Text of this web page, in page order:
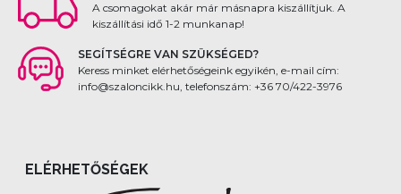
A csomagokat akár már másnapra kiszállítjuk. A
kiszállítási idő 1-2 munkanap!
SEGÍTSÉGRE VAN SZÜKSÉGED?
Keress minket elérhetőségeink egyikén, e-mail cím:
info@szaloncikk.hu, telefonszám: +36 70/422-3976
ELÉRHETŐSÉGEK